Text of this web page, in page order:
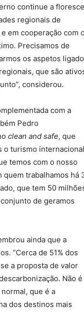
continue a
regionais de
em cooperação com
Precisamos de
os aspetos
que são
considerou.
com a
Pedro
clean and safe, que
o turismo
temos com o nosso
quem trabalhamos há
que tem 50
de geramos
ainda que a
“Cerca de 51% dos
a proposta de valor
Não é
que é a
dos destinos mais